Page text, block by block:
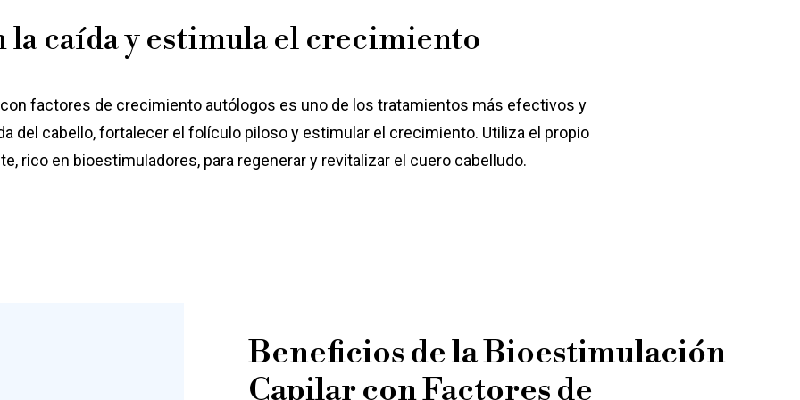
la caída y estimula el crecimiento
factores de crecimiento autólogos es uno de los tratamientos más efectivos y
del cabello, fortalecer el folículo piloso y estimular el crecimiento. Utiliza el propio
rico en bioestimuladores, para regenerar y revitalizar el cuero cabelludo.
Beneficios de la Bioestimulación
Capilar con Factores de